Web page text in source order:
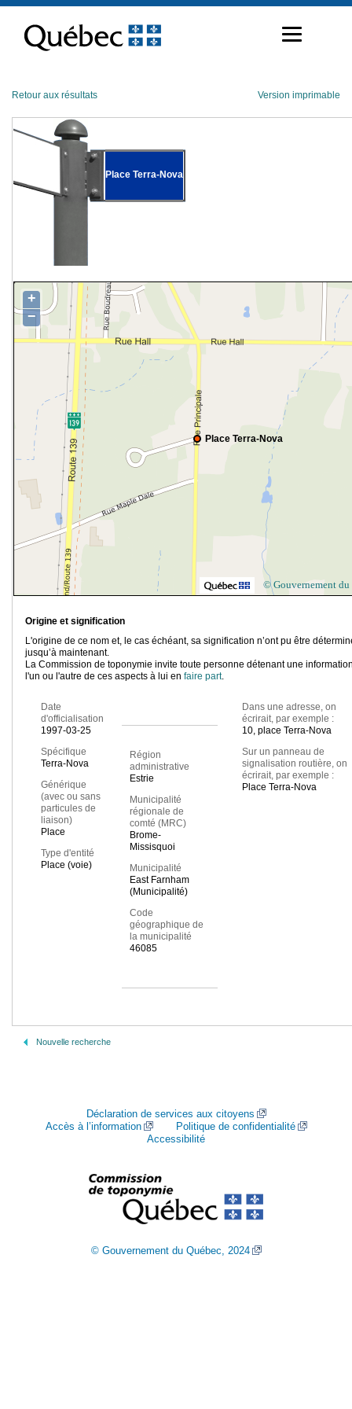
contenu
Retour aux résultats Version imprimable
Place Terra-Nova
Place Terra-Nova
+
−
© Gouvernement du
Origine et signification
L'origine de ce nom et, le cas échéant, sa signification n’ont pu être
jusqu’à maintenant.
La Commission de toponymie invite toute personne détenant une
l'un ou l'autre de ces aspects à lui en faire part.
Date
d'officialisation
1997-03-25
Spécifique
Terra-Nova
Générique
(avec ou sans
particules de
liaison)
Place
Type d'entité
Place (voie)
Région
administrative
Estrie
Municipalité
régionale de
comté (MRC)
Brome-
Missisquoi
Municipalité
East Farnham
(Municipalité)
Code
géographique de
la municipalité
46085
Dans une adresse, on
écrirait, par exemple :
10, place Terra-Nova
Sur un panneau de
signalisation routière, on
écrirait, par exemple :
Place Terra-Nova
Nouvelle recherche
Déclaration de services aux citoyens
Accès à l’information
Politique de confidentialité
Accessibilité
© Gouvernement du Québec, 2024